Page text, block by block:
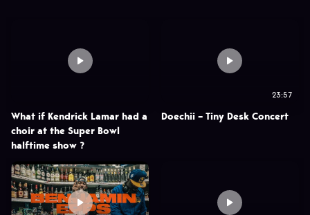
What if Kendrick Lamar had a
choir at the Super Bowl
halftime show ?
23:57
Doechii – Tiny Desk Concert